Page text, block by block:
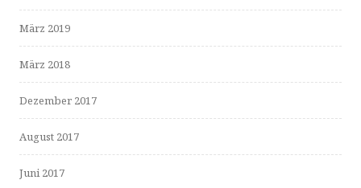
März 2019
März 2018
Dezember 2017
August 2017
Juni 2017